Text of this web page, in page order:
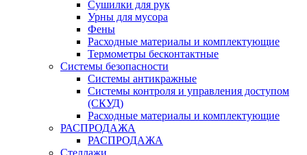
Сушилки для рук
Урны для мусора
Фены
Расходные материалы и комплектующие
Термометры бесконтактные
Системы безопасности
Системы антикражные
Системы контроля и управления доступом
(СКУД)
Расходные материалы и комплектующие
РАСПРОДАЖА
РАСПРОДАЖА
Стеллажи